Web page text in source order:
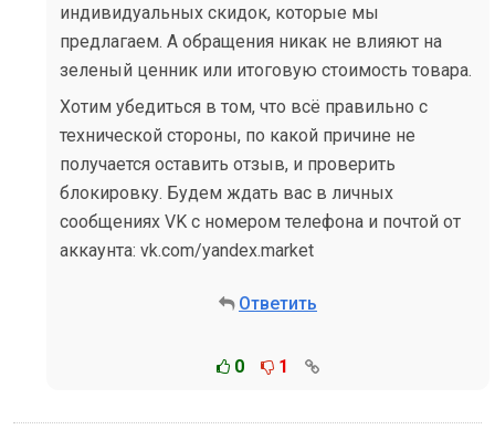
индивидуальных скидок, которые мы
предлагаем. А обращения никак не влияют на
зеленый ценник или итоговую стоимость товара.
Хотим убедиться в том, что всё правильно с
технической стороны, по какой причине не
получается оставить отзыв, и проверить
блокировку. Будем ждать вас в личных
сообщениях VK с номером телефона и почтой от
аккаунта: vk.com/yandex.market
Ответить
0 1